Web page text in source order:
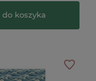
do koszyka